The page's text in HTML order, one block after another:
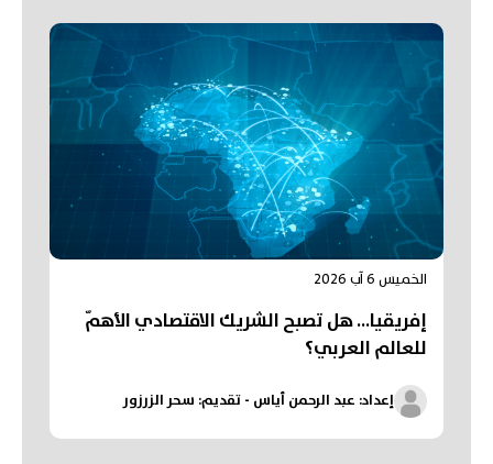
الخميس 6 آب 2026
إفريقيا... هل تصبح الشريك الاقتصادي الأهمّ
للعالم العربي؟
إعداد: عبد الرحمن أياس - تقديم: سحر الزرزور